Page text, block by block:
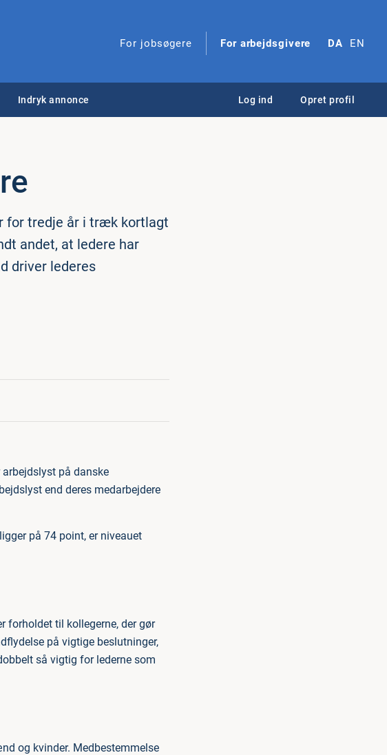
For jobsøgere For arbejdsgivere DA EN
Indryk annonce Log ind Opret profil
for tredje år i træk kortlagt
andet, at ledere har
driver lederes
på danske
end deres medarbejdere
på 74 point, er niveauet
forholdet til kollegerne, der gør
på vigtige beslutninger,
så vigtig for lederne som
og kvinder. Medbestemmelse